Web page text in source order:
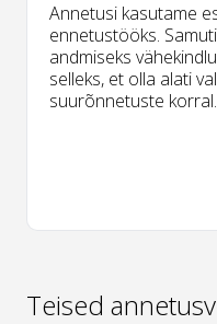
Annetusi kasutame
ennetustööks.
andmiseks
selleks, et olla alati
suurõnnetuste korral.
Teised